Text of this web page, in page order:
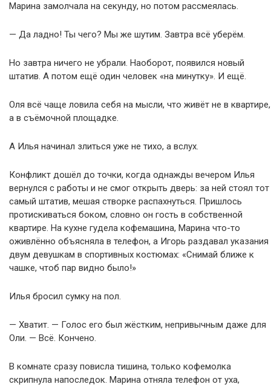
Марина замолчала на секунду, но потом рассмеялась.
— Да ладно! Ты чего? Мы же шутим. Завтра всё уберём.
Но завтра ничего не убрали. Наоборот, появился новый
штатив. А потом ещё один человек «на минутку». И ещё.
Оля всё чаще ловила себя на мысли, что живёт не в квартире,
а в съёмочной площадке.
А Илья начинал злиться уже не тихо, а вслух.
Конфликт дошёл до точки, когда однажды вечером Илья
вернулся с работы и не смог открыть дверь: за ней стоял тот
самый штатив, мешая створке распахнуться. Пришлось
протискиваться боком, словно он гость в собственной
квартире. На кухне гудела кофемашина, Марина что-то
оживлённо объясняла в телефон, а Игорь раздавал указания
двум девушкам в спортивных костюмах: «Снимай ближе к
чашке, чтоб пар видно было!»
Илья бросил сумку на пол.
— Хватит. — Голос его был жёстким, непривычным даже для
Оли. — Всё. Кончено.
В комнате сразу повисла тишина, только кофемолка
скрипнула напоследок. Марина отняла телефон от уха,